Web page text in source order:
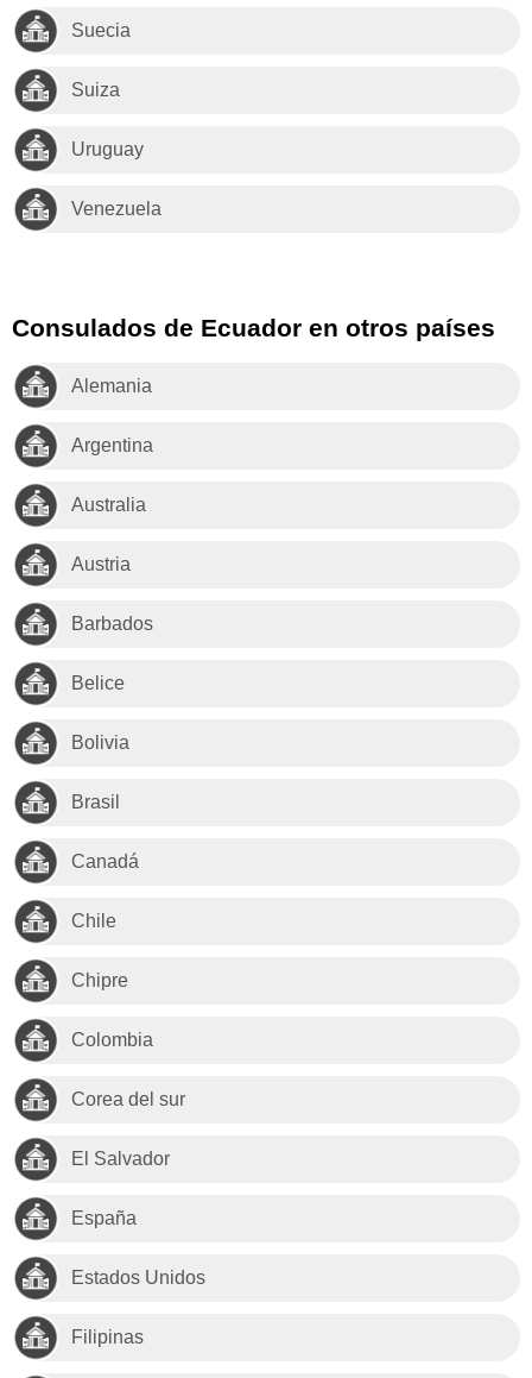
Suecia
Suiza
Uruguay
Venezuela
Consulados de Ecuador en otros países
Alemania
Argentina
Australia
Austria
Barbados
Belice
Bolivia
Brasil
Canadá
Chile
Chipre
Colombia
Corea del sur
El Salvador
España
Estados Unidos
Filipinas